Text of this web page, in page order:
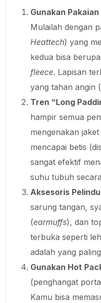
Gunakan
Mulailah dengan
Heattech) yang
kedua bisa
fleece. Lapisan
yang tahan angin (
Tren “Long
hampir semua
mengenakan
mencapai betis
sangat efektif
suhu tubuh
Aksesoris
sarung tangan,
(earmuffs), dan
terbuka seperti
adalah yang
Gunakan Hot
(penghangat
Kamu bisa